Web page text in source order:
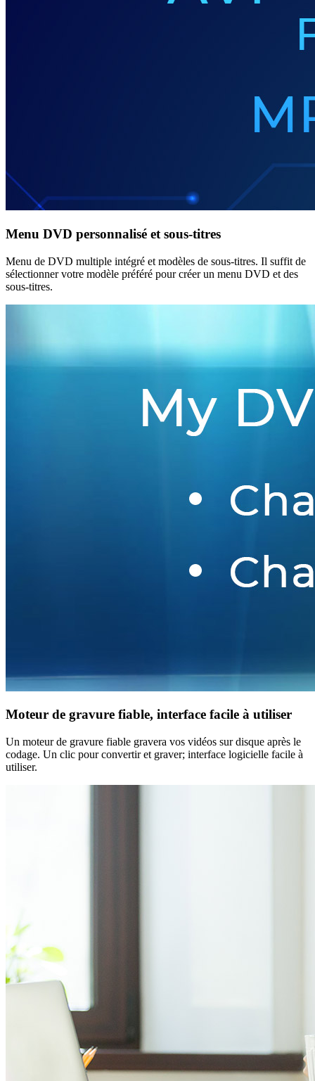
Menu DVD personnalisé et sous-titres
Menu de DVD multiple intégré et modèles de sous-titres. Il suffit de
sélectionner votre modèle préféré pour créer un menu DVD et des
sous-titres.
Moteur de gravure fiable, interface facile à utiliser
Un moteur de gravure fiable gravera vos vidéos sur disque après le
codage. Un clic pour convertir et graver; interface logicielle facile à
utiliser.